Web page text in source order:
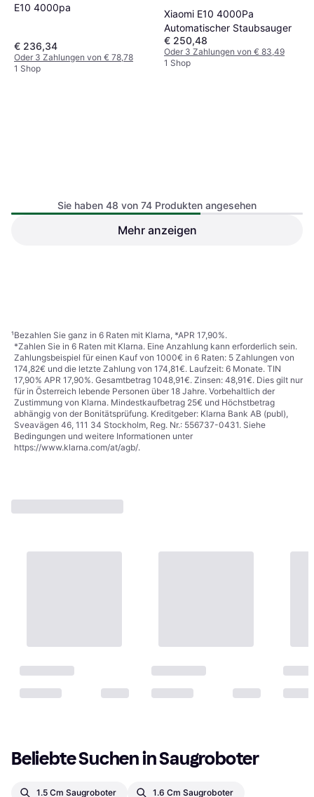
E10 4000pa
€ 236,34
Oder 3 Zahlungen von € 78,78
1 Shop
Xiaomi E10 4000Pa
Automatischer Staubsauger
€ 250,48
Oder 3 Zahlungen von € 83,49
1 Shop
Xiaomi Mi Robot Vacuum E5
2-in-1 Reinigungsroboter
Sie haben 48 von 74 Produkten angesehen
Mehr anzeigen
¹Bezahlen Sie ganz in 6 Raten mit Klarna, *APR 17,90%.
*Zahlen Sie in 6 Raten mit Klarna. Eine Anzahlung kann erforderlich sein.
Zahlungsbeispiel für einen Kauf von 1000€ in 6 Raten: 5 Zahlungen von
174,82€ und die letzte Zahlung von 174,81€. Laufzeit: 6 Monate. TIN
17,90% APR 17,90%. Gesamtbetrag 1048,91€. Zinsen: 48,91€. Dies gilt nur
für in Österreich lebende Personen über 18 Jahre. Vorbehaltlich der
Zustimmung von Klarna. Mindestkaufbetrag 25€ und Höchstbetrag
abhängig von der Bonitätsprüfung. Kreditgeber: Klarna Bank AB (publ),
Sveavägen 46, 111 34 Stockholm, Reg. Nr.: 556737-0431. Siehe
Bedingungen und weitere Informationen unter
https://www.klarna.com/at/agb/.
Beliebte Suchen in Saugroboter
1.5 Cm Saugroboter 1.6 Cm Saugroboter